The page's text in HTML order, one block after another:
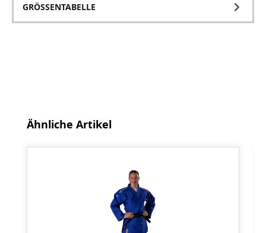
GRÖSSENTABELLE
Produktgalerie überspringen
Ähnliche Artikel